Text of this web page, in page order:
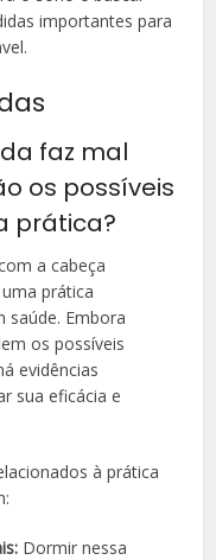
importantes para
faz mal
os possíveis
prática?
a cabeça
prática
saúde. Embora
os possíveis
evidências
sua eficácia e
à prática
Dormir nessa